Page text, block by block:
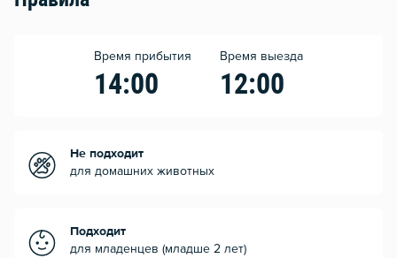
Время прибытия
14:00
Время выезда
12:00
Не подходит
для домашних животных
Подходит
для младенцев (младше 2 лет)